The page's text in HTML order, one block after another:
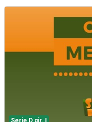
Serie D gir. I